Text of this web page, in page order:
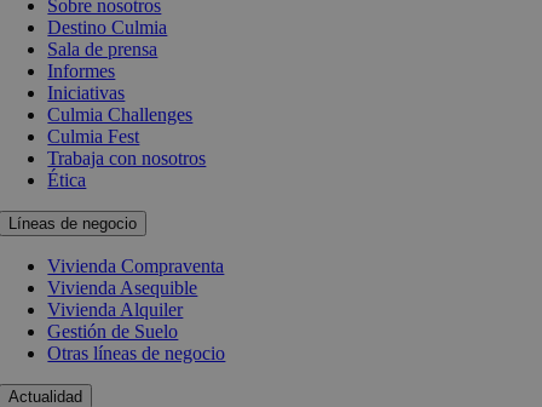
Sobre nosotros
Destino Culmia
Sala de prensa
Informes
Iniciativas
Culmia Challenges
Culmia Fest
Trabaja con nosotros
Ética
Líneas de negocio
Vivienda Compraventa
Vivienda Asequible
Vivienda Alquiler
Gestión de Suelo
Otras líneas de negocio
Actualidad